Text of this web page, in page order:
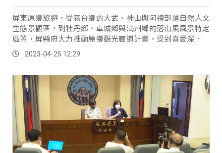
屏東原鄉旅遊，從霧台鄉的大武、神山與阿禮部落自然人文
生態景觀區，到牡丹鄉、車城鄉與滿州鄉的落山風風景特定
區等，屏縣府大力推動原鄉觀光廊道計畫，受到喜愛深度旅
遊的遊客青睞，但原鄉住宿能量卻普遍不足。
2023-04-25 12:29